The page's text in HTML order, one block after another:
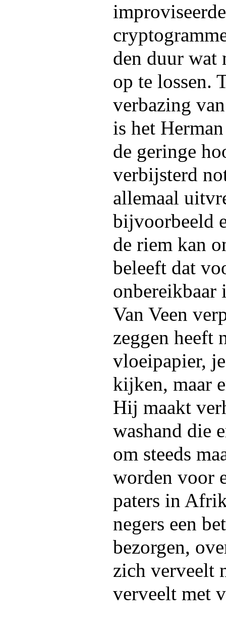
den duur
op te lossen.
verbazing
is het
de geringe
verbijsterd
allemaal
bijvoorbeeld
de riem kan
beleeft dat
onbereikbaar
Van Veen
zeggen heeft
vloeipapier,
kijken, maar
Hij maakt
washand die
om steeds
worden voor
paters in
negers een
bezorgen,
zich verveelt
verveelt met